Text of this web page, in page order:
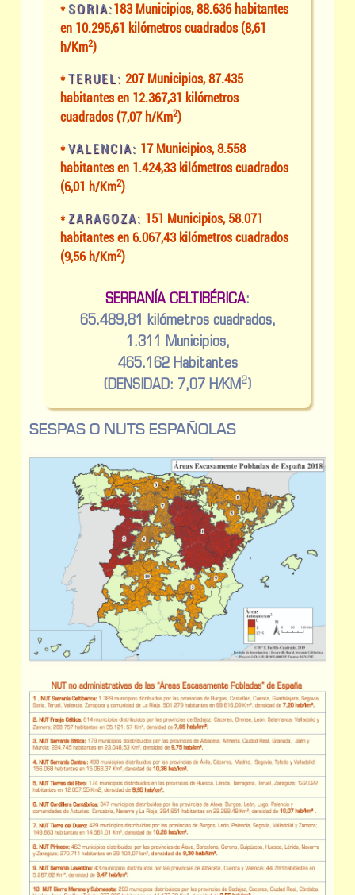
* SORIA:183 Municipios, 88.636 habitantes
en 10.295,61 kilómetros cuadrados (8,61
h/Km2)
* TERUEL: 207 Municipios, 87.435
habitantes en 12.367,31 kilómetros
cuadrados (7,07 h/Km2)
* VALENCIA: 17 Municipios, 8.558
habitantes en 1.424,33 kilómetros cuadrados
(6,01 h/Km2)
* ZARAGOZA: 151 Municipios, 58.071
habitantes en 6.067,43 kilómetros cuadrados
(9,56 h/Km2)
SERRANÍA CELTIBÉRICA:
65.489,81 kilómetros cuadrados,
1.311 Municipios,
465.162Habitantes
(DENSIDAD: 7,07 H/KM2)
SESPAS O NUTS ESPAÑOLAS